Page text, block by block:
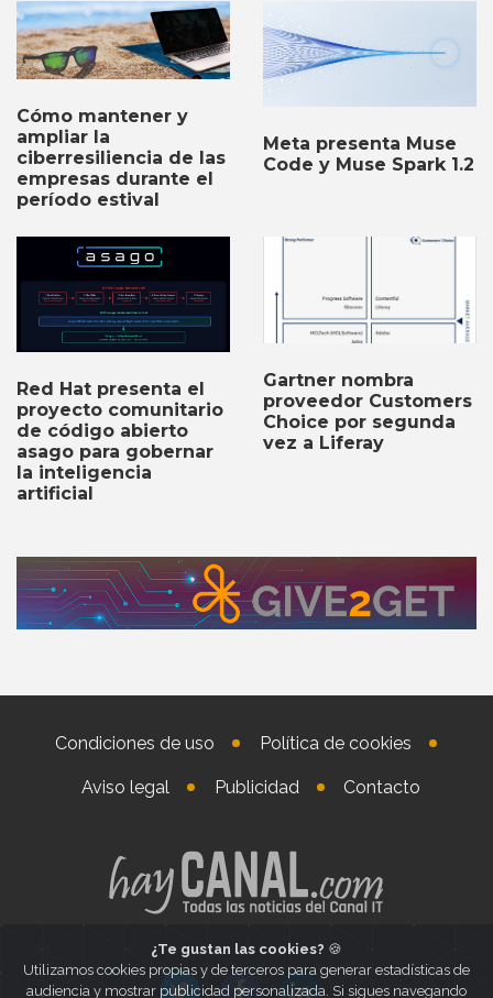
Cómo mantener y
ampliar la
ciberresiliencia de las
empresas durante el
período estival
Meta presenta Muse
Code y Muse Spark 1.2
Red Hat presenta el
proyecto comunitario
de código abierto
asago para gobernar
la inteligencia
artificial
Gartner nombra
proveedor Customers
Choice por segunda
vez a Liferay
Condiciones de uso Política de cookies
Aviso legal Publicidad Contacto
¿Te gustan las cookies? 🍪
Utilizamos cookies propias y de terceros para generar estadísticas de
audiencia y mostrar publicidad personalizada. Si sigues navegando